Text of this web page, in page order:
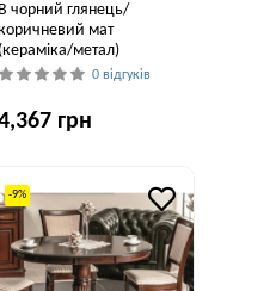
B чорний глянець/
мат
(кераміка/метал)
0 відгуків
грн
-9%